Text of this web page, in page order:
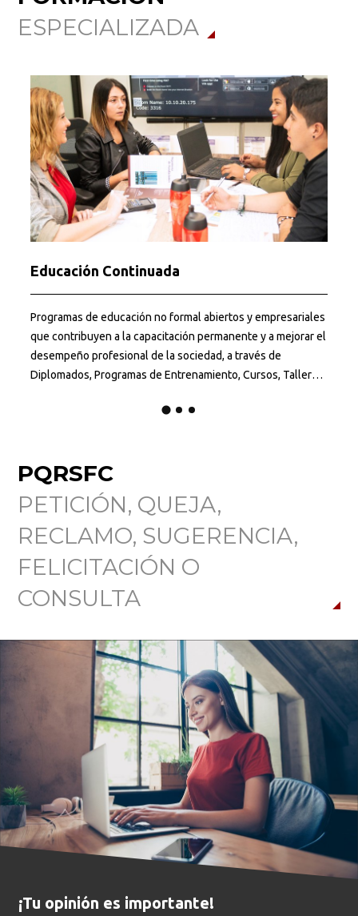
ESPECIALIZADA
Educación Continuada
Programas de educación no formal abiertos y empresariales
que contribuyen a la capacitación permanente y a mejorar el
desempeño profesional de la sociedad, a través de
Diplomados, Programas de Entrenamiento, Cursos, Talleres,
PQRSFC
PETICIÓN, QUEJA,
RECLAMO, SUGERENCIA,
FELICITACIÓN O
CONSULTA
¡Tu opinión es importante!